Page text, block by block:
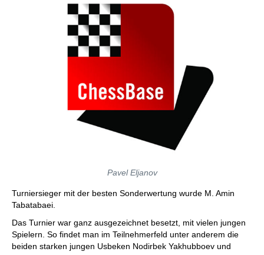
Pavel Eljanov
Turniersieger mit der besten Sonderwertung wurde M. Amin
Tabatabaei.
Das Turnier war ganz ausgezeichnet besetzt, mit vielen jungen
Spielern. So findet man im Teilnehmerfeld unter anderem die
beiden starken jungen Usbeken Nodirbek Yakhubboev und